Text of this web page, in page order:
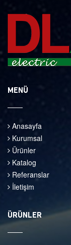
MENÜ
Anasayfa
Kurumsal
Ürünler
Katalog
Referanslar
İletişim
ÜRÜNLER